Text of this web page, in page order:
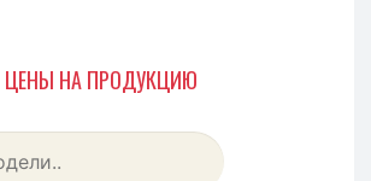
ЦЕНЫ НА ПРОДУКЦИЮ